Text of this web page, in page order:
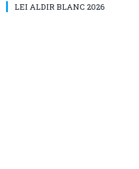
LEI ALDIR BLANC 2026